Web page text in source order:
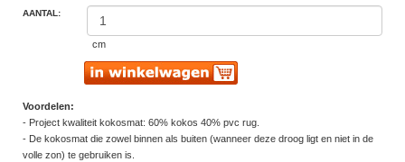
AANTAL:
cm
Voordelen:
- Project kwaliteit kokosmat: 60% kokos 40% pvc rug.
- De kokosmat die zowel binnen als buiten (wanneer deze droog ligt en niet in de
volle zon) te gebruiken is.